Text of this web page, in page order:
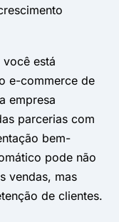
está
e-commerce de
empresa
parcerias com
bem-
pode não
vendas, mas
de clientes.